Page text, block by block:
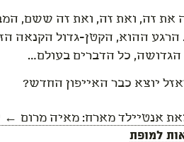
את זה, ואת זה, ואת זה ששם,
הרגע ההוא, הקטן-גדול הקנאה
כל הדברים בעולם…
יוצא כבר האייפון החדש?
אנטיילד מארח: מאיה מרום ←